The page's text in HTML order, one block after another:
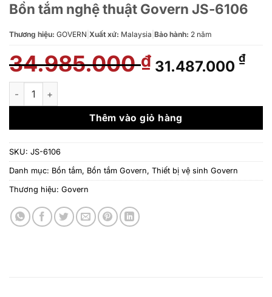
Bồn tắm nghệ thuật Govern JS-6106
Thương hiệu: GOVERN Xuất xứ: Malaysia Bảo hành: 2 năm
34.985.000₫ Giá
gốc
34.985.000 ₫.
31.487.000 ₫Giá
là:
Bồn tắm nghệ thuật Govern JS-6106 số lượng
Thêm vào giỏ hàng
SKU: JS-6106
Danh mục: Bồn tắm, Bồn tắm Govern, Thiết bị vệ sinh Govern
Thương hiệu: Govern